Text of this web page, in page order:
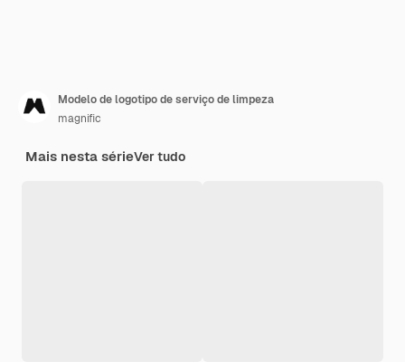
Modelo de logotipo de serviço de limpeza
magnific
Mais nesta sérieVer tudo